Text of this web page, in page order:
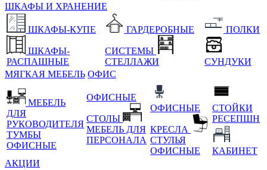
ШКАФЫ И ХРАНЕНИЕ
ШКАФЫ-КУПЕ
ШКАФЫ-
РАСПАШНЫЕ
ГАРДЕРОБНЫЕ
СИСТЕМЫ
СТЕЛЛАЖИ
ПОЛКИ
СУНДУКИ
МЯГКАЯ МЕБЕЛЬ ОФИС
МЕБЕЛЬ
ДЛЯ
РУКОВОДИТЕЛЯ
ТУМБЫ
ОФИСНЫЕ
ОФИСНЫЕ
СТОЛЫ
МЕБЕЛЬ ДЛЯ
ПЕРСОНАЛА
ОФИСНЫЕ
КРЕСЛА
СТУЛЬЯ
ОФИСНЫЕ
СТОЙКИ
РЕСЕПШН
КАБИНЕТ
АКЦИИ